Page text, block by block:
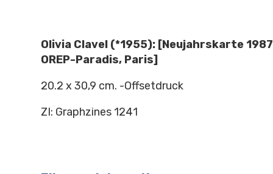
Olivia Clavel (*1955): [Neujahrskarte
OREP-Paradis, Paris]
20.2 x 30,9 cm. -Offsetdruck
ZI: Graphzines 1241